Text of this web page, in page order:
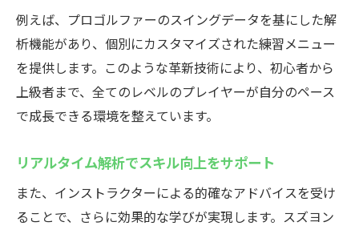
例えば、プロゴルファーのスイングデータを基にした解
析機能があり、個別にカスタマイズされた練習メニュー
を提供します。このような革新技術により、初心者から
上級者まで、全てのレベルのプレイヤーが自分のペース
で成長できる環境を整えています。
リアルタイム解析でスキル向上をサポート
また、インストラクターによる的確なアドバイスを受け
ることで、さらに効果的な学びが実現します。スズヨン